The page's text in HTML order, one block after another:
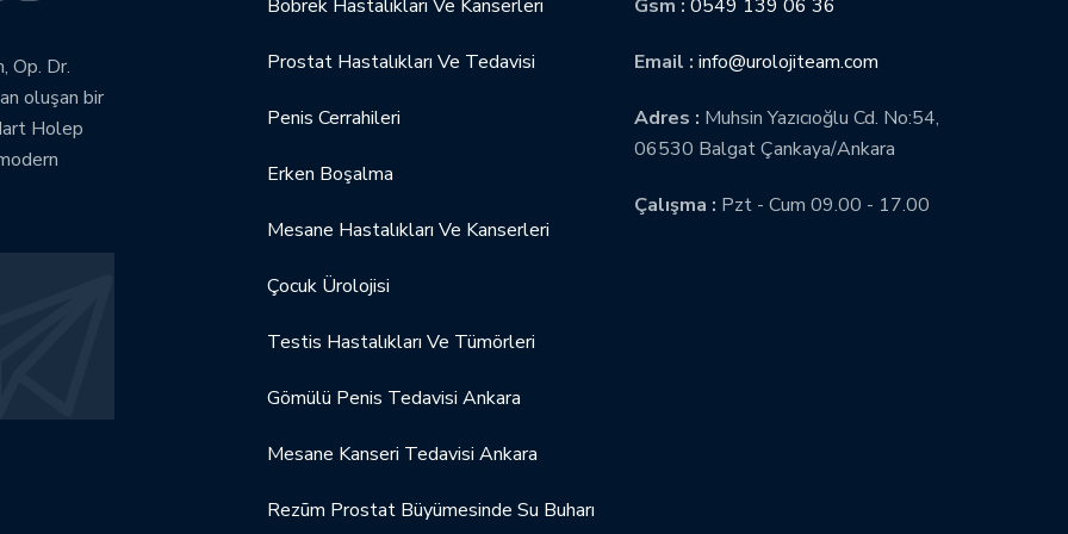
Op. Dr.
oluşan bir
Holep
Böbrek Hastalıkları Ve Kanserleri
Prostat Hastalıkları Ve Tedavisi
Penis Cerrahileri
Erken Boşalma
Mesane Hastalıkları Ve Kanserleri
Çocuk Ürolojisi
Testis Hastalıkları Ve Tümörleri
Gömülü Penis Tedavisi Ankara
Mesane Kanseri Tedavisi Ankara
Rezūm Prostat Büyümesinde Su Buharı
Gsm : 0549 139 06 36
Email : info@urolojiteam.com
Adres : Muhsin Yazıcıoğlu Cd. No:54,
06530 Balgat Çankaya/Ankara
Çalışma : Pzt - Cum 09.00 - 17.00